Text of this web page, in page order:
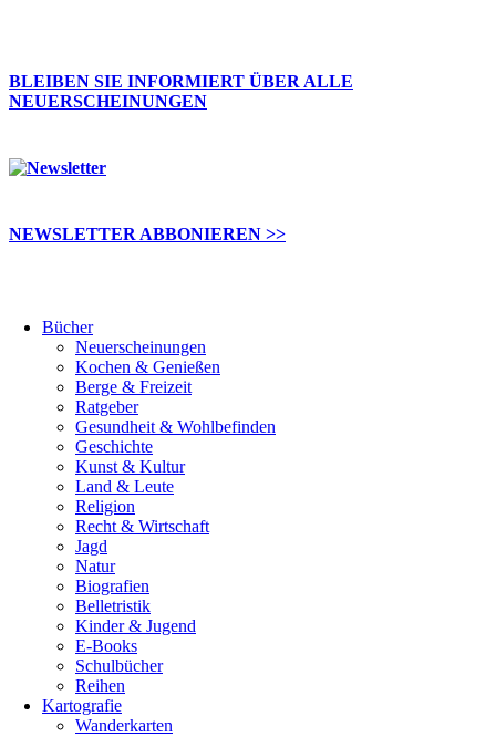
BLEIBEN SIE INFORMIERT ÜBER ALLE
NEUERSCHEINUNGEN
NEWSLETTER ABBONIEREN >>
Bücher
Neuerscheinungen
Kochen & Genießen
Berge & Freizeit
Ratgeber
Gesundheit & Wohlbefinden
Geschichte
Kunst & Kultur
Land & Leute
Religion
Recht & Wirtschaft
Jagd
Natur
Biografien
Belletristik
Kinder & Jugend
E-Books
Schulbücher
Reihen
Kartografie
Wanderkarten